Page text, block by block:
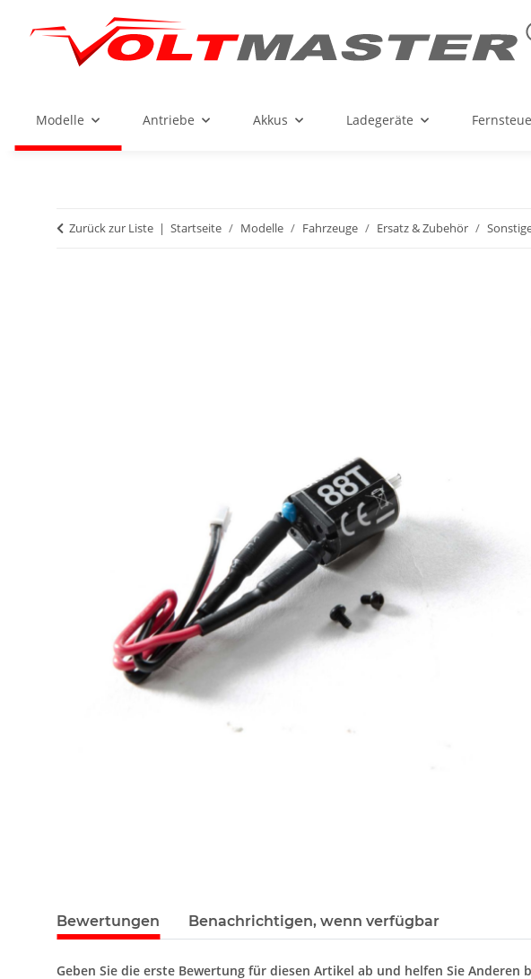
Modelle Antriebe Akkus Ladegeräte
Zurück zur Liste Startseite Modelle Fahrzeuge Ersatz & Zubehör
Bewertungen Benachrichtigen, wenn verfügbar
Geben Sie die erste Bewertung für diesen Artikel ab und helfen Sie Anderen